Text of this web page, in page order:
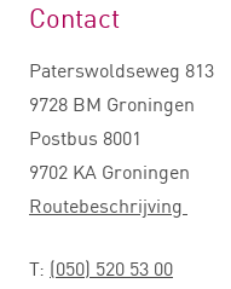
Contact
Paterswoldseweg 813
9728 BM Groningen
Postbus 8001
9702 KA Groningen
Routebeschrijving
T: (050) 520 53 00